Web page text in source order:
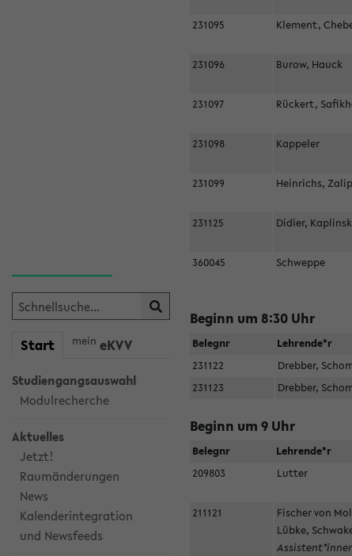
Start mein eKVV
Studiengangsauswahl
Modulrecherche
Aktuelles
Jetzt!
Raumänderungen
News
Kalenderintegration
und Newsfeeds
231095 Klement,
231096 Burow, Hauck
231097 Rückert,
231098 Kappeler
231099 Heinrichs,
231125 Didier,
360045 Schweppe
Beginn um 8:30 Uhr
Belegnr Lehrende*r
231122
Drebber,
231123
Drebber,
Beginn um 9 Uhr
Belegnr Lehrende*r
209803
Lutter
211121
Fischer von
Lübke,